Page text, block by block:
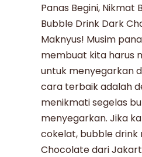
Panas Begini, Nikmat
Bubble Drink Dark
Maknyus! Musim
membuat kita harus
untuk menyegarkan
cara terbaik adalah
menikmati segelas
menyegarkan. Jika
cokelat, bubble drink
Chocolate dari